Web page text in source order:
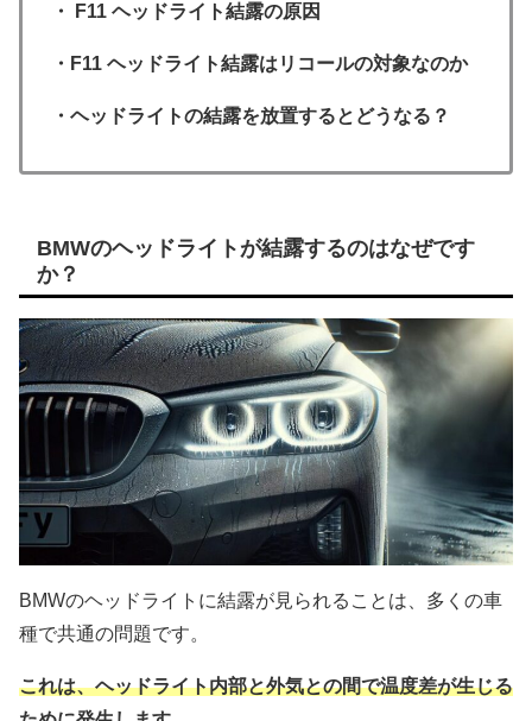
・ F11 ヘッドライト結露の原因
・F11 ヘッドライト結露はリコールの対象なのか
・ヘッドライトの結露を放置するとどうなる？
BMWのヘッドライトが結露するのはなぜです
か？
BMWのヘッドライトに結露が見られることは、多くの車
種で共通の問題です。
これは、ヘッドライト内部と外気との間で温度差が生じる